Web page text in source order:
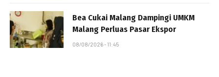
Bea Cukai Malang Dampingi UMKM
Malang Perluas Pasar Ekspor
08/08/2026 - 11:45